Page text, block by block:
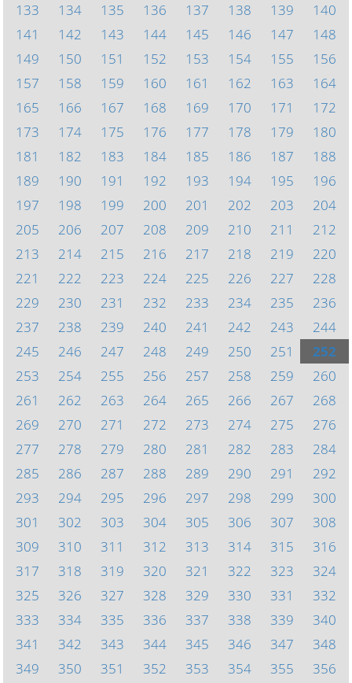
133
134 135 136 137 138 139
140
141
142 143 144 145 146 147
148
149
150 151 152 153 154 155
156
157
158 159 160 161 162 163
164
165
166 167 168 169 170 171
172
173
174 175 176 177 178 179
180
181
182 183 184 185 186 187
188
189
190 191 192 193 194 195
196
197
198 199 200 201 202 203
204
205
206 207 208 209 210 211
212
213
214 215 216 217 218 219
220
221
222 223 224 225 226 227
228
229
230 231 232 233 234 235
236
237
238 239 240 241 242 243
244
245
246 247 248 249 250 251
252
253
254 255 256 257 258 259
260
261
262 263 264 265 266 267
268
269
270 271 272 273 274 275
276
277
278 279 280 281 282 283
284
285
286 287 288 289 290 291
292
293
294 295 296 297 298 299
300
301
302 303 304 305 306 307
308
309
310 311 312 313 314 315
316
317
318 319 320 321 322 323
324
325
326 327 328 329 330 331
332
333
334 335 336 337 338 339
340
341
342 343 344 345 346 347
348
349
350 351 352 353 354 355 356